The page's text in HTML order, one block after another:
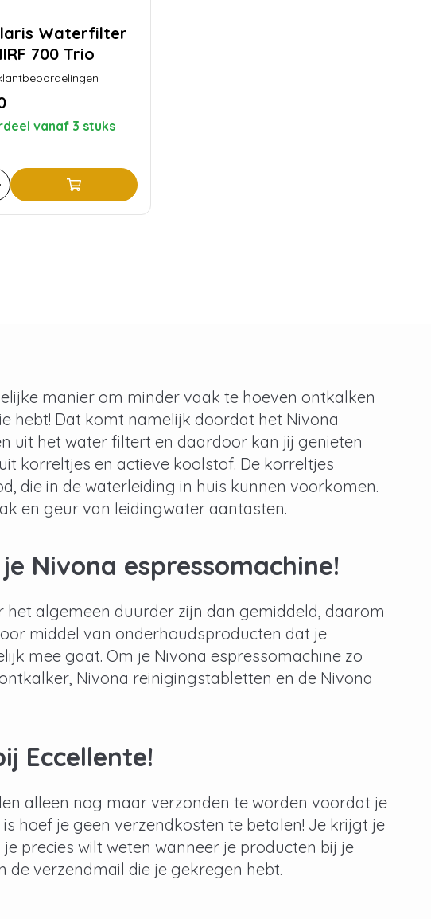
700 Trio
vanaf 3 stuks
manier om minder vaak te hoeven ontkalken
hebt! Dat komt namelijk doordat het Nivona
uit het water filtert en daardoor kan jij genieten
korreltjes en actieve koolstof. De korreltjes
die in de waterleiding in huis kunnen voorkomen.
en geur van leidingwater aantasten.
Nivona espressomachine!
algemeen duurder zijn dan gemiddeld, daarom
middel van onderhoudsproducten dat je
mee gaat. Om je Nivona espressomachine zo
Nivona reinigingstabletten en de Nivona
Eccellente!
alleen nog maar verzonden te worden voordat je
hoef je geen verzendkosten te betalen! Je krijgt je
precies wilt weten wanneer je producten bij je
de verzendmail die je gekregen hebt.